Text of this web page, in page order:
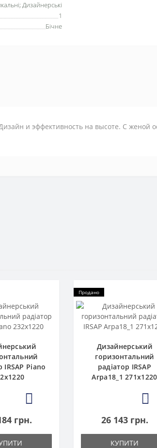
; Дизайнерські
1
Бічне
и эффективность на высоте. С женой
IRSAP Piano
грн.
Продано
Дизайнерський
горизонтальний
радіатор IRSAP
Arpa18_1 271x1220
3
26 143 грн.
КУПИТИ